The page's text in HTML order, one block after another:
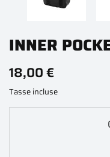
INNER
18,00 €
Tasse incluse